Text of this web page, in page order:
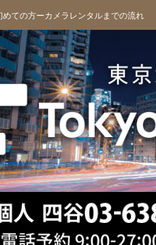
めての方ーカメラレンタルまでの流れ